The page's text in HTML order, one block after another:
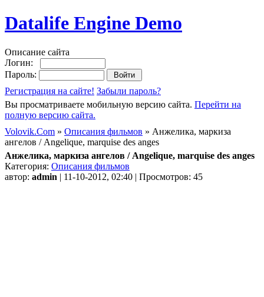
Datalife Engine Demo
Описание сайта
Логин:
Пароль:
Регистрация на сайте! Забыли пароль?
Вы просматриваете мобильную версию сайта. Перейти на
полную версию сайта.
Volovik.Com » Описания фильмов » Анжелика, маркиза
ангелов / Angelique, marquise des anges
Анжелика, маркиза ангелов / Angelique, marquise des anges
Категория: Описания фильмов
автор: admin | 11-10-2012, 02:40 | Просмотров: 45